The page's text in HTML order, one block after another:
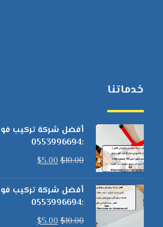
خدماتنا
أفضل شركة تركيب
:0553996694
$10.00
$5.00
أفضل شركة تركيب
:0553996694
$10.00
$5.00